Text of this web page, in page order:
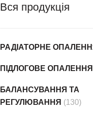
Вся продукція
РАДІАТОРНЕ
ПІДЛОГОВЕ ОПАЛЕННЯ
БАЛАНСУВАННЯ ТА
РЕГУЛЮВАННЯ (130)